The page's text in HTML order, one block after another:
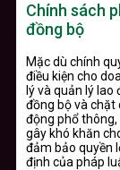
Chính sách
đồng bộ
Mặc dù chính
điều kiện cho
lý và quản lý
đồng bộ và chặt
động phổ
gây khó khăn
đảm bảo quyền
định của pháp